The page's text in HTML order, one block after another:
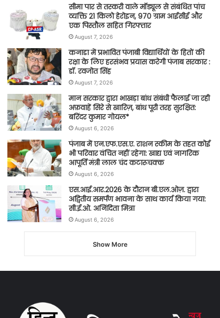
सीमा पार से तस्करी वाले मॉड्यूल से संबंधित पांच
व्यक्ति 21 किलो हेरोइन, 970 ग्राम आईसीई और
एक पिस्तौल सहित गिरफ्तार
August 7, 2026
कनाडा में प्रभावित पंजाबी विद्यार्थियों के हितों की
रक्षा के लिए हरसंभव प्रयास करेगी पंजाब सरकार :
डॉ. रवजोत सिंह
August 7, 2026
मान सरकार द्वारा भाखड़ा बांध संबंधी फैलाई जा रही
अफ़वाहें सिरे से खारिज़, बांध पूरी तरह सुरक्षित:
बरिंदर कुमार गोयल*
August 6, 2026
पंजाब में एन.एफ.एस.ए. राशन स्कीम के तहत कोई
भी परिवार वंचित नहीं रहेगा: खाद्य एवं नागरिक
आपूर्ति मंत्री लाल चंद कटारूचक्क
August 6, 2026
एस.आई.आर.2026 के दौरान बी.एल.ओज़. द्वारा
अद्वितीय समर्पण भावना के साथ कार्य किया गया:
सी.ई.ओ. अनिंदिता मित्रा
August 6, 2026
Show More